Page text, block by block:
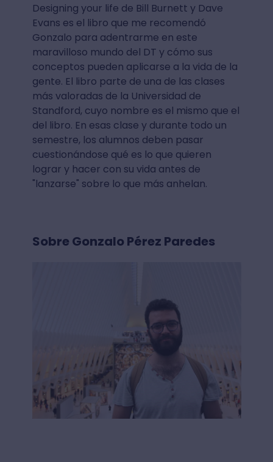
Designing your life de Bill Burnett y Dave
Evans es el libro que me recomendó
Gonzalo para adentrarme en este
maravilloso mundo del DT y cómo sus
conceptos pueden aplicarse a la vida de la
gente. El libro parte de una de las clases
más valoradas de la Universidad de
Standford, cuyo nombre es el mismo que el
del libro. En esas clase y durante todo un
semestre, los alumnos deben pasar
cuestionándose qué es lo que quieren
lograr y hacer con su vida antes de
"lanzarse" sobre lo que más anhelan.
Sobre Gonzalo Pérez Paredes